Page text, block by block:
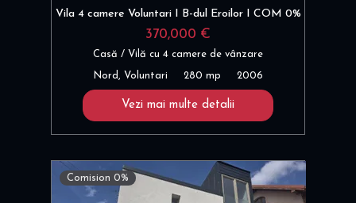
Vila 4 camere Voluntari I B-dul Eroilor I COM 0%
370,000 €
Casă / Vilă cu 4 camere de vânzare
Nord, Voluntari 280 mp 2006
Vezi mai multe detalii
Comision 0%